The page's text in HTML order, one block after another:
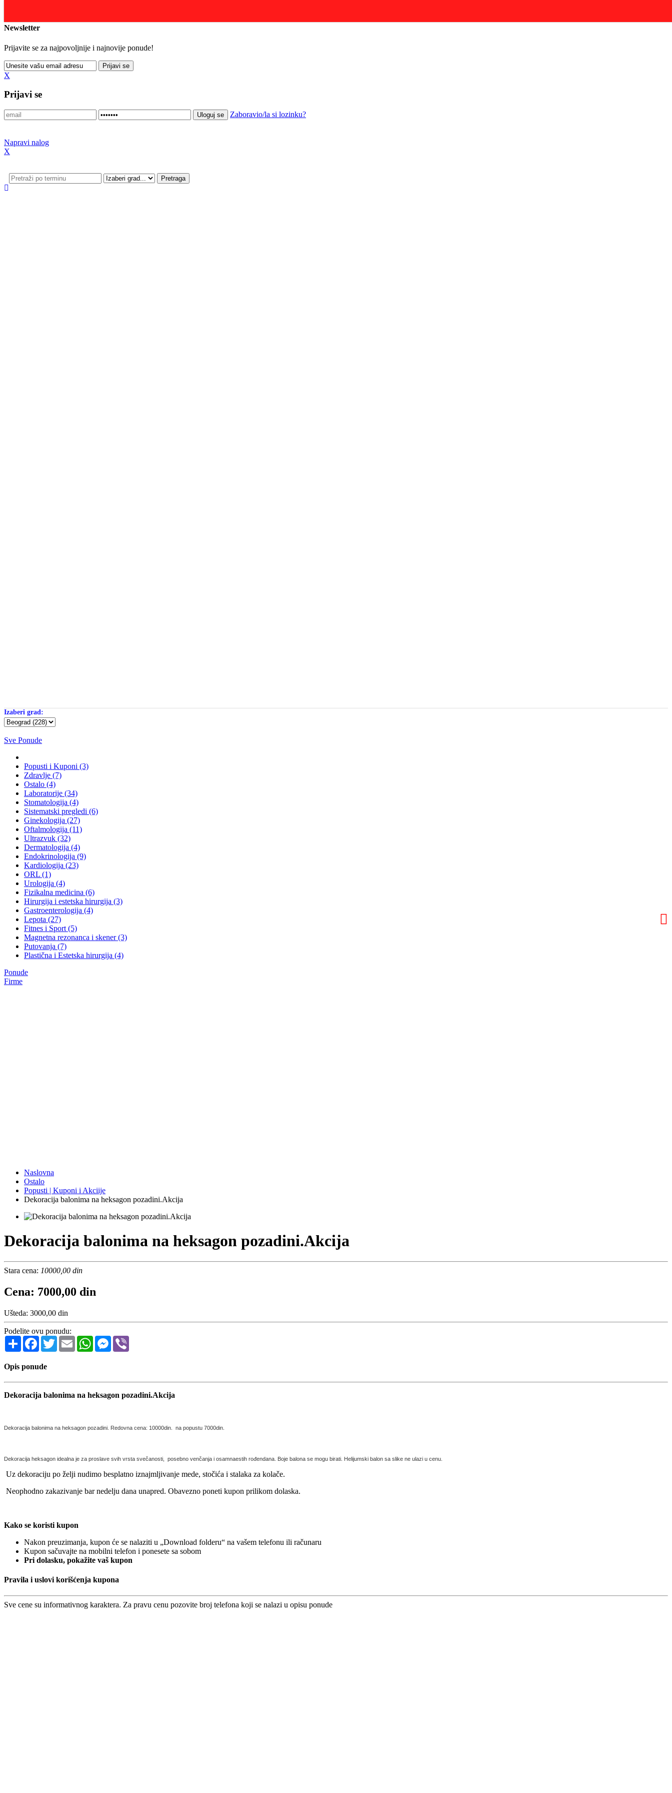
Newsletter
Prijavite se za najpovoljnije i najnovije ponude!
X
Prijavi se
Zaboravio/la si lozinku?
Napravi nalog
X
Izaberi grad:
Sve Ponude
Popusti i Kuponi (3)
Zdravlje (7)
Ostalo (4)
Laboratorije (34)
Stomatologija (4)
Sistematski pregledi (6)
Ginekologija (27)
Oftalmologija (11)
Ultrazvuk (32)
Dermatologija (4)
Endokrinologija (9)
Kardiologija (23)
ORL (1)
Urologija (4)
Fizikalna medicina (6)
Hirurgija i estetska hirurgija (3)
Gastroenterologija (4)
Lepota (27)
Fitnes i Sport (5)
Magnetna rezonanca i skener (3)
Putovanja (7)
Plastična i Estetska hirurgija (4)
Ponude
Firme
Naslovna
Ostalo
Popusti | Kuponi i Akciije
Dekoracija balonima na heksagon pozadini.Akcija
Dekoracija balonima na heksagon pozadini.Akcija
Stara cena: 10000,00 din
Cena: 7000,00 din
Ušteda: 3000,00 din
Podelite ovu ponudu:
Share Facebook
TwitterEmail WhatsAppMessenger
Opis ponude
Dekoracija balonima na heksagon pozadini.Akcija
Dekoracija balonima na heksagon pozadini. Redovna cena: 10000din. na popustu 7000din.
Dekoracija heksagon idealna je za proslave svih vrsta svečanosti, posebno venčanja i osamnaestih rođendana. Boje balona se mogu birati. Helijumski balon sa slike ne ulazi u cenu.
Uz dekoraciju po želji nudimo besplatno iznajmljivanje mede, stočića i stalaka za kolače.
Neophodno zakazivanje bar nedelju dana unapred. Obavezno poneti kupon prilikom dolaska.
Kako se koristi kupon
Nakon preuzimanja, kupon će se nalaziti u „Download folderu“ na vašem telefonu ili računaru
Kupon sačuvajte na mobilni telefon i ponesete sa sobom
Pri dolasku, pokažite vaš kupon
Pravila i uslovi korišćenja kupona
Sve cene su informativnog karaktera. Za pravu cenu pozovite broj telefona koji se nalazi u opisu ponude